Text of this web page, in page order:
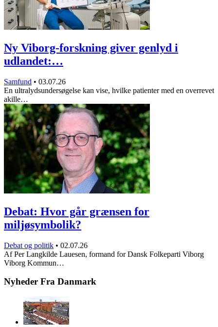
Ny Viborg-forskning giver genlyd i
udlandet:…
Samfund • 03.07.26
En ultralydsundersøgelse kan vise, hvilke patienter med en overrevet
akille…
Debat: Hvor går grænsen for
miljøsymbolik?
Debat og politik • 02.07.26
Af Per Langkilde Lauesen, formand for Dansk Folkeparti Viborg
Viborg Kommun…
Nyheder Fra Danmark